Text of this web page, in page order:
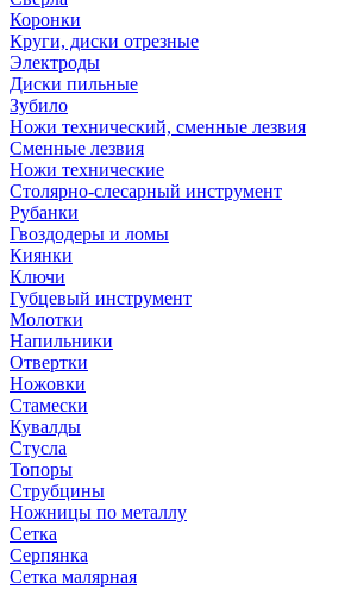
Коронки
Круги, диски отрезные
Электроды
Диски пильные
Зубило
Ножи технический, сменные лезвия
Сменные лезвия
Ножи технические
Столярно-слесарный инструмент
Рубанки
Гвоздодеры и ломы
Киянки
Ключи
Губцевый инструмент
Молотки
Напильники
Отвертки
Ножовки
Стамески
Кувалды
Стусла
Топоры
Струбцины
Ножницы по металлу
Сетка
Серпянка
Сетка малярная